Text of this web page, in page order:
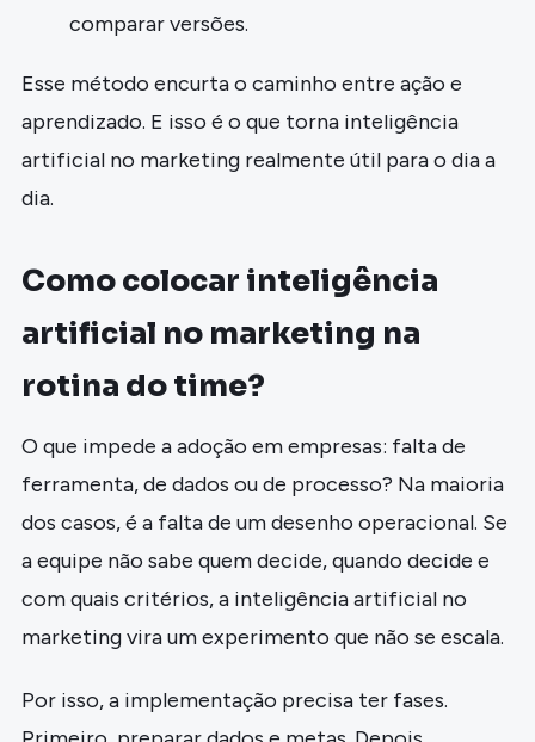
comparar versões.
Esse método encurta o caminho entre ação e
aprendizado. E isso é o que torna inteligência
artificial no marketing realmente útil para o dia a
dia.
Como colocar inteligência
artificial no marketing na
rotina do time?
O que impede a adoção em empresas: falta de
ferramenta, de dados ou de processo? Na maioria
dos casos, é a falta de um desenho operacional. Se
a equipe não sabe quem decide, quando decide e
com quais critérios, a inteligência artificial no
marketing vira um experimento que não se escala.
Por isso, a implementação precisa ter fases.